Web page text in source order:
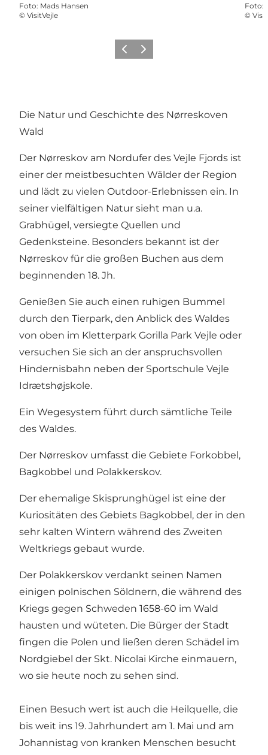
Foto: Mads Hansen
© VisitVejle
Foto:
©
ZurückWeiter
Die Natur und Geschichte des Nørreskoven
Wald
Der Nørreskov am Nordufer des Vejle Fjords ist
einer der meistbesuchten Wälder der Region
und lädt zu vielen Outdoor-Erlebnissen ein. In
seiner vielfältigen Natur sieht man u.a.
Grabhügel, versiegte Quellen und
Gedenksteine. Besonders bekannt ist der
Nørreskov für die großen Buchen aus dem
beginnenden 18. Jh.
Genießen Sie auch einen ruhigen Bummel
durch den Tierpark, den Anblick des Waldes
von oben im Kletterpark Gorilla Park Vejle oder
versuchen Sie sich an der anspruchsvollen
Hindernisbahn neben der Sportschule Vejle
Idrætshøjskole.
Ein Wegesystem führt durch sämtliche Teile
des Waldes.
Der Nørreskov umfasst die Gebiete Forkobbel,
Bagkobbel und Polakkerskov.
Der ehemalige Skisprunghügel ist eine der
Kuriositäten des Gebiets Bagkobbel, der in den
sehr kalten Wintern während des Zweiten
Weltkriegs gebaut wurde.
Der Polakkerskov verdankt seinen Namen
einigen polnischen Söldnern, die während des
Kriegs gegen Schweden 1658-60 im Wald
hausten und wüteten. Die Bürger der Stadt
fingen die Polen und ließen deren Schädel im
Nordgiebel der Skt. Nicolai Kirche einmauern,
wo sie heute noch zu sehen sind.
Einen Besuch wert ist auch die Heilquelle, die
bis weit ins 19. Jahrhundert am 1. Mai und am
Johannistag von kranken Menschen besucht